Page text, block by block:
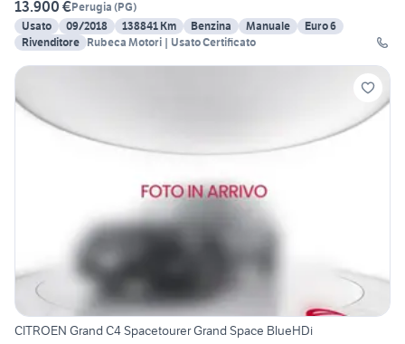
13.900 €Perugia (PG)
Usato
09/2018 138841 Km Benzina Manuale
Euro 6
Rivenditore Rubeca Motori | Usato Certificato
CITROEN Grand C4 Spacetourer Grand Space BlueHDi